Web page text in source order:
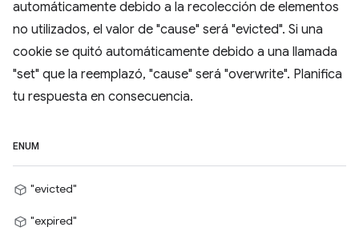
automáticamente debido a la recolección de elementos
no utilizados, el valor de "cause" será "evicted". Si una
cookie se quitó automáticamente debido a una llamada
"set" que la reemplazó, "cause" será "overwrite". Planifica
tu respuesta en consecuencia.
ENUM
"evicted"
"expired"